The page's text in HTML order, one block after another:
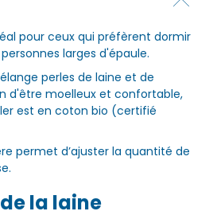
pour ceux qui préfèrent dormir
larges d'épaule.
perles de laine et de
d'être moelleux et confortable,
est en coton bio (certifié
permet d’ajuster la quantité de
la laine